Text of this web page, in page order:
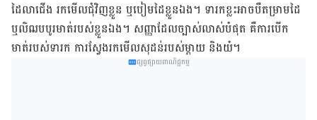
ដៃ​លា​ជើង រក​មើល​ជុំវិញ​ខ្លួន ឬ​បៀម​ដៃ​ខ្លួន​ឯង។ ទារក​ខ្លះ​អាច​បឺត​ម្រាម​ដៃ
ឬ​លិឍ​បបូរ​មាត់​របស់​ខ្លួន​ឯង។ សញ្ញា​ដែល​ច្បាស់​លាស់​បំផុត​ គឺ​ការ​បើក​
មាត់​របស់​ទារក ការ​ស្វែង​រក​មើល​សុដន់របស់​ម្តាយ និង​យំ។
ផ្សព្វផ្សាយពាណិជ្ជកម្ម